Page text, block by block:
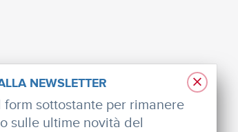
×
NEWSLETTER
form sottostante per rimanere
sulle ultime novità del